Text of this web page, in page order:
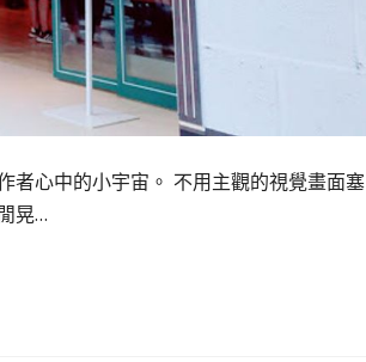
者心中的小宇宙。 不用主觀的視覺畫面塞
晃…